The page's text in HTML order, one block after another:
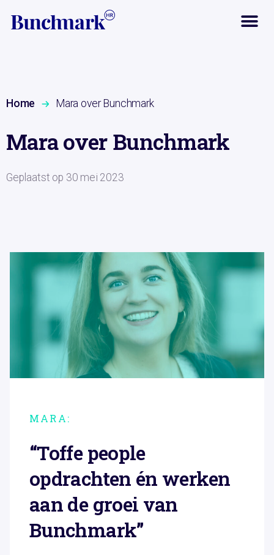
Home Mara over Bunchmark
Mara over Bunchmark
Geplaatst op 30 mei 2023
MARA:
“Toffe people
opdrachten én werken
aan de groei van
Bunchmark”